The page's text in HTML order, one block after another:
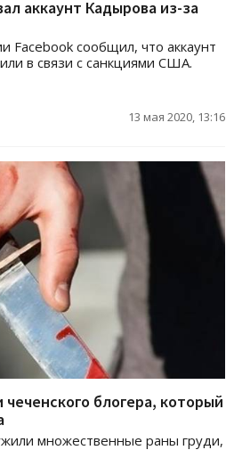
аккаунт Кадырова из-за
Facebook сообщил, что аккаунт
в связи с санкциями США.
13 мая 2020, 13:16
блогера, который
множественные раны груди,